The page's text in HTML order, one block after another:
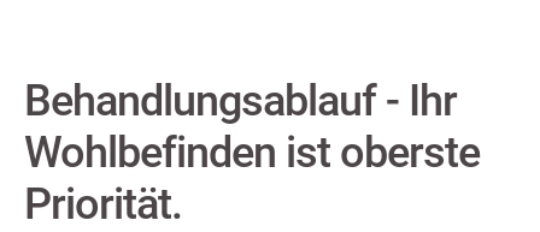
Behandlungsablauf - Ihr
Wohlbefinden ist oberste
Priorität.